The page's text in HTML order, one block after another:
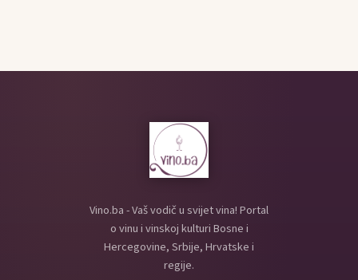
Vino.ba - Vaš vodič u svijet vina! Portal
o vinu i vinskoj kulturi Bosne i
Hercegovine, Srbije, Hrvatske i
regije.